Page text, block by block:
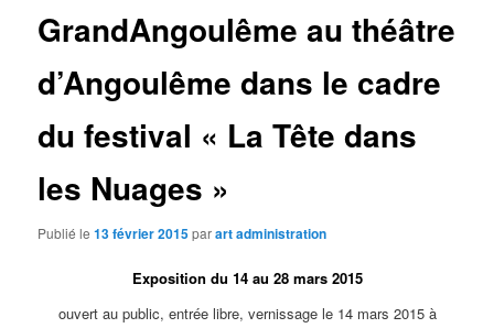
GrandAngoulême au théâtre
d’Angoulême dans le cadre
du festival « La Tête dans
les Nuages »
Publié le13 février 2015parart administration
Exposition du 14 au 28 mars 2015
ouvert au public, entrée libre, vernissage le 14 mars 2015 à